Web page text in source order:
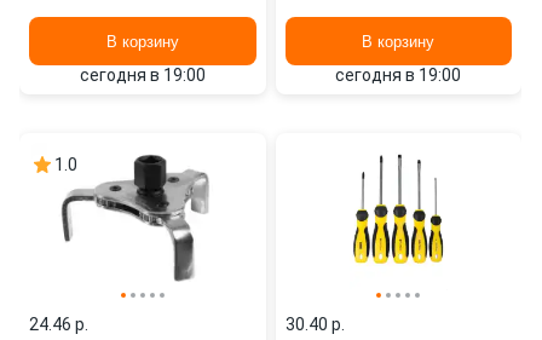
В корзину
сегодня в 19:00
В корзину
сегодня в 19:00
1.0
24.46 p.
30.40 p.